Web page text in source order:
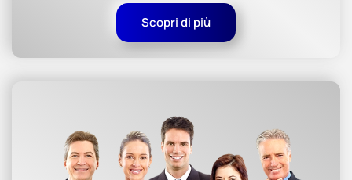
Scopri di più